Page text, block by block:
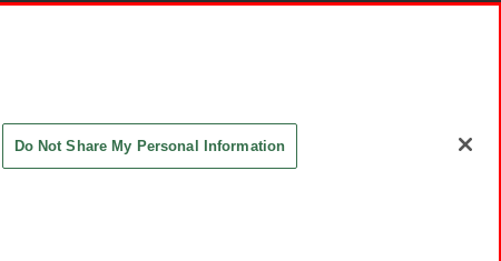
Do Not Share My Personal Information